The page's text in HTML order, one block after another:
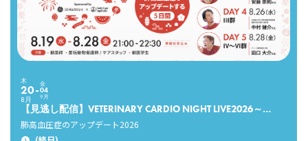
木
20
8月
金
04
9月
【見逃し配信】VETERINARY CARDIO NIGHT LIVE2026～肺高血圧症をアップデートする5日間～
肺高血圧症のアップデート2026